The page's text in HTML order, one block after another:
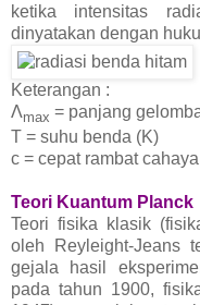
ketika intensitas
dinyatakan dengan
Keterangan :
Λmax = panjang
T = suhu benda (K)
c = cepat rambat
Teori Kuantum Planck
Teori fisika klasik
oleh Reyleight-Jeans
gejala hasil
pada tahun 1900,